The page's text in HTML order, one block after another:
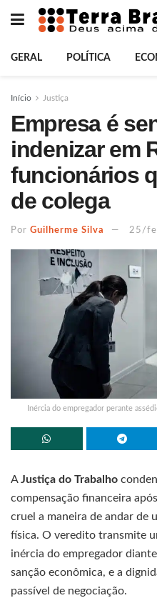
GERAL POLÍTICA
Início Justiça
Empresa é
indenizar em
funcionários
de colega
Por Guilherme Silva 25/
Inércia do empregador perante
AJustiça do Trabalho
compensação financeira
cruel a maneira de andar de
física. O veredito transmite
inércia do empregador
sanção econômica, e a
passível de negociação.